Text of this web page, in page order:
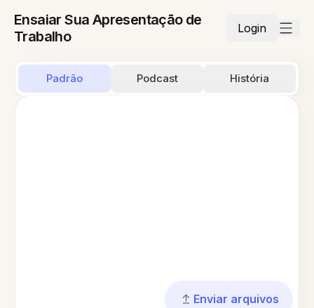
Ensaiar Sua Apresentação de
Trabalho
Login
Padrão Podcast História
Enviar arquivos